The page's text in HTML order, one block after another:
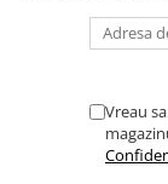
Vreau